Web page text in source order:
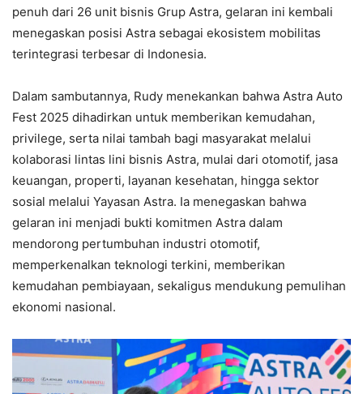
penuh dari 26 unit bisnis Grup Astra, gelaran ini kembali
menegaskan posisi Astra sebagai ekosistem mobilitas
terintegrasi terbesar di Indonesia.
Dalam sambutannya, Rudy menekankan bahwa Astra Auto
Fest 2025 dihadirkan untuk memberikan kemudahan,
privilege, serta nilai tambah bagi masyarakat melalui
kolaborasi lintas lini bisnis Astra, mulai dari otomotif, jasa
keuangan, properti, layanan kesehatan, hingga sektor
sosial melalui Yayasan Astra. Ia menegaskan bahwa
gelaran ini menjadi bukti komitmen Astra dalam
mendorong pertumbuhan industri otomotif,
memperkenalkan teknologi terkini, memberikan
kemudahan pembiayaan, sekaligus mendukung pemulihan
ekonomi nasional.